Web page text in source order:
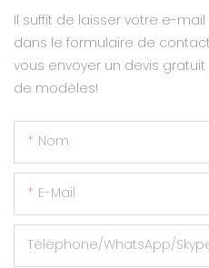
Il suffit de laisser votre e-
dans le formulaire de
vous envoyer un devis
de modèles!
Nom
E-Mail
Téléphone/WhatsApp/